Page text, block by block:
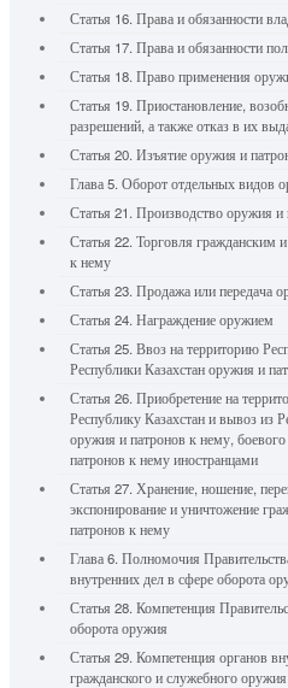
Статья 16. Права и обязанности
Статья 17. Права и обязанности
Статья 18. Право применения
Статья 19. Приостановление,
разрешений, а также отказ в их
Статья 20. Изъятие оружия и
Глава 5. Оборот отдельных видов
Статья 21. Производство оружия и
Статья 22. Торговля
к нему
Статья 23. Продажа или передача
Статья 24. Награждение оружием
Статья 25. Ввоз на территорию
Республики Казахстан оружия и
Статья 26. Приобретение на
Республику Казахстан и вывоз из
оружия и патронов к нему,
патронов к нему иностранцами
Статья 27. Хранение, ношение,
экспонирование и уничтожение
патронов к нему
Глава 6. Полномочия
внутренних дел в сфере оборота
Статья 28. Компетенция
оборота оружия
Статья 29. Компетенция органов
гражданского и служебного оружия